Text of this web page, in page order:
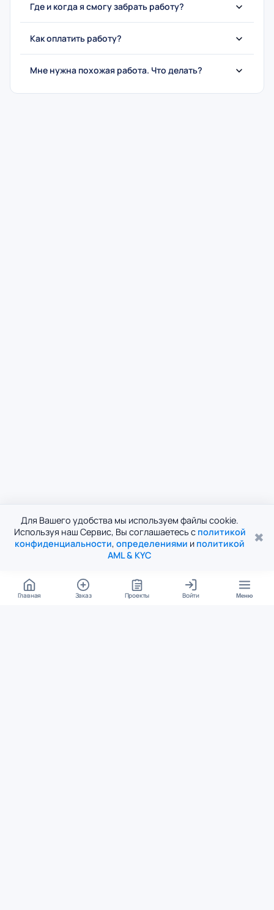
Для Вашего удобства мы используем файлы cookie.
Используя наш Сервис, Вы соглашаетесь с политикой
конфиденциальности, определениями и политикой
AML & KYC
✖
Главная Заказ Проекты Войти Меню
Где и когда я смогу забрать работу?
Как оплатить работу?
Мне нужна похожая работа. Что делать?